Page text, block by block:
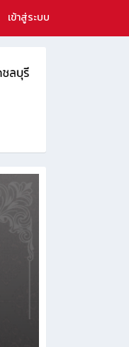
เข้าสู่ระบบ